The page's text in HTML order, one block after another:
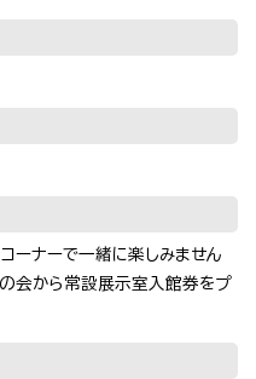
ーナーで一緒に楽しみません
の会から常設展示室入館券をプ